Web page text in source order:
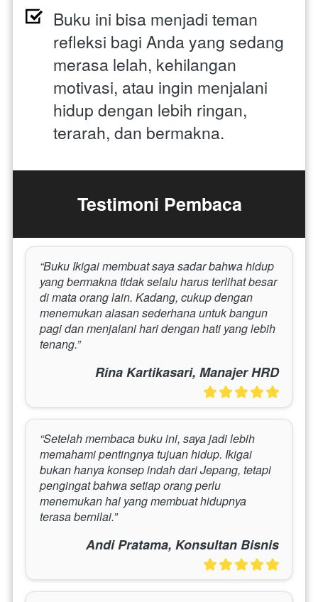
Buku ini bisa menjadi teman
refleksi bagi Anda yang sedang
merasa lelah, kehilangan
motivasi, atau ingin menjalani
hidup dengan lebih ringan,
terarah, dan bermakna.
Testimoni Pembaca
“Buku Ikigai membuat saya sadar bahwa hidup
yang bermakna tidak selalu harus terlihat besar
di mata orang lain. Kadang, cukup dengan
menemukan alasan sederhana untuk bangun
pagi dan menjalani hari dengan hati yang lebih
tenang.”
Rina Kartikasari, Manajer HRD
“Setelah membaca buku ini, saya jadi lebih
memahami pentingnya tujuan hidup. Ikigai
bukan hanya konsep indah dari Jepang, tetapi
pengingat bahwa setiap orang perlu
menemukan hal yang membuat hidupnya
terasa bernilai.”
Andi Pratama, Konsultan Bisnis